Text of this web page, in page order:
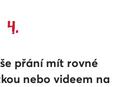
4.
přání mít rovné
nebo videem na